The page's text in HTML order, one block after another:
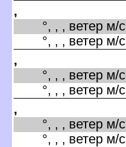
,
°, , , ветер м/с
°, , , ветер м/с
,
°, , , ветер м/с
°, , , ветер м/с
,
°, , , ветер м/с
°, , , ветер м/с